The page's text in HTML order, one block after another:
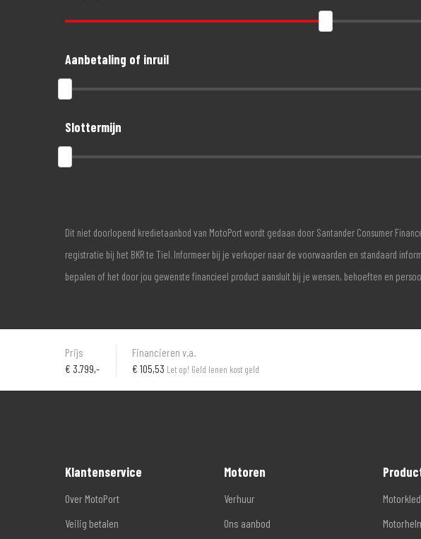
Aanbetaling of inruil
Slottermijn
Dit niet doorlopend kredietaanbod van MotoPort wordt gedaan door Santander Consumer
registratie bij het BKR te Tiel. Informeer bij je verkoper naar de voorwaarden en standaard
bepalen of het door jou gewenste financieel product aansluit bij je wensen, behoeften en
Prijs
€ 3.799,-
Financieren v.a.
€ 105,53 Let op! Geld lenen kost geld
Klantenservice
Over MotoPort
Veilig betalen
Motoren
Verhuur
Ons aanbod